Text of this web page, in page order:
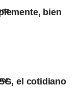
bien
el cotidiano